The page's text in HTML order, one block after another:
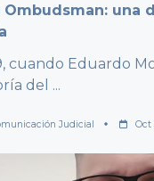
Ombudsman: una
cuando Eduardo
del ...
Judicial Oct